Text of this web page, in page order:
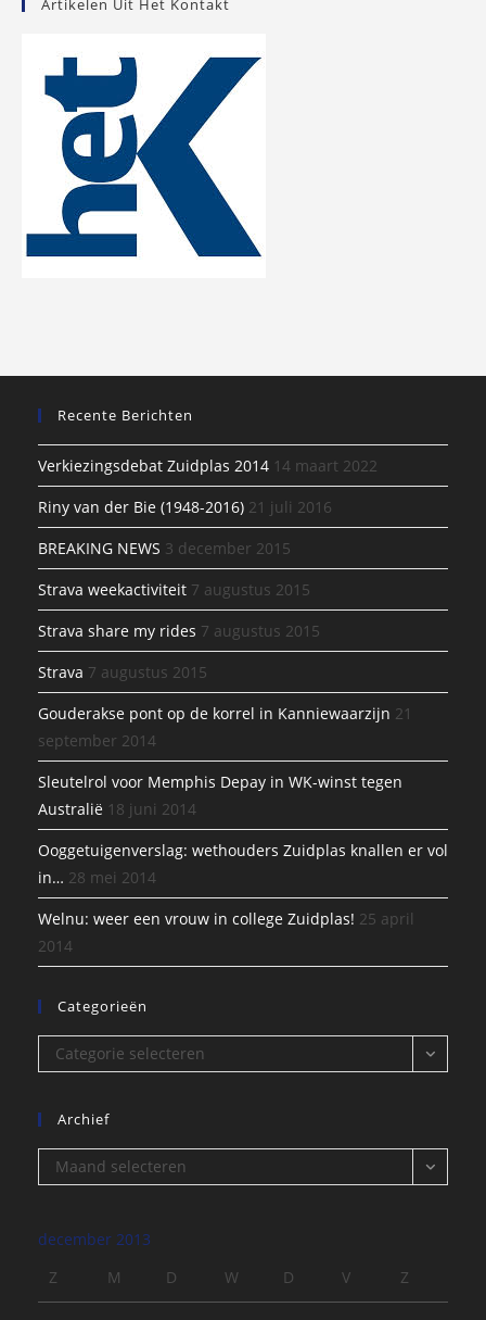
Artikelen Uit Het Kontakt
Recente Berichten
Verkiezingsdebat Zuidplas 2014 14 maart 2022
Riny van der Bie (1948-2016) 21 juli 2016
BREAKING NEWS 3 december 2015
Strava weekactiviteit 7 augustus 2015
Strava share my rides 7 augustus 2015
Strava 7 augustus 2015
Gouderakse pont op de korrel in Kanniewaarzijn 21
september 2014
Sleutelrol voor Memphis Depay in WK-winst tegen
Australië 18 juni 2014
Ooggetuigenverslag: wethouders Zuidplas knallen er vol
in… 28 mei 2014
Welnu: weer een vrouw in college Zuidplas! 25 april
2014
Categorieën
Categorieën
Categorie selecteren
Archief
Archief
Maand selecteren
december 2013
Z
M D W D V Z